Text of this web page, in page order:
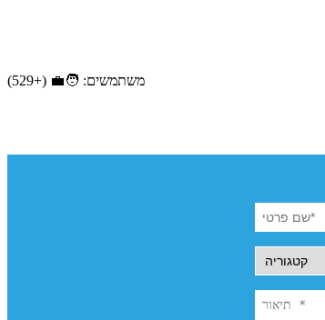
משתמשים: 🧑‍💼 (+529)